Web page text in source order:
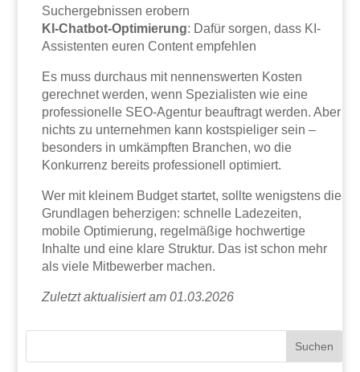
Suchergebnissen erobern
KI-Chatbot-Optimierung: Dafür sorgen, dass KI-
Assistenten euren Content empfehlen
Es muss durchaus mit nennenswerten Kosten
gerechnet werden, wenn Spezialisten wie eine
professionelle SEO-Agentur beauftragt werden. Aber
nichts zu unternehmen kann kostspieliger sein –
besonders in umkämpften Branchen, wo die
Konkurrenz bereits professionell optimiert.
Wer mit kleinem Budget startet, sollte wenigstens die
Grundlagen beherzigen: schnelle Ladezeiten,
mobile Optimierung, regelmäßige hochwertige
Inhalte und eine klare Struktur. Das ist schon mehr
als viele Mitbewerber machen.
Zuletzt aktualisiert am 01.03.2026